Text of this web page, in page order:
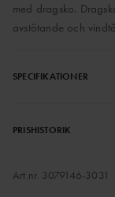
med dragsko.
avstötande och
SPECIFIKATIONER
PRISHISTORIK
Art.nr. 3079146-3031